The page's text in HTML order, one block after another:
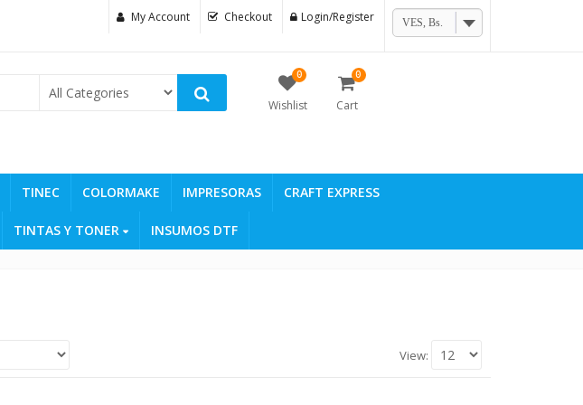
My Account Checkout Login/Register VES, Bs.
0
Wishlist
0
Cart
TINEC COLORMAKE IMPRESORAS CRAFT EXPRESS
TINTAS Y TONER INSUMOS DTF
View: